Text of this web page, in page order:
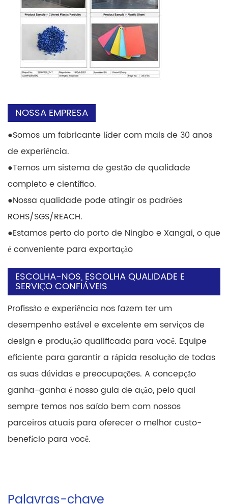
NOSSA EMPRESA
●Somos um fabricante líder com mais de 30 anos
de experiência.
●Temos um sistema de gestão de qualidade
completo e científico.
●Nossa qualidade pode atingir os padrões
ROHS/SGS/REACH.
●Estamos perto do porto de Ningbo e Xangai, o que
é conveniente para exportação
ESCOLHA-NOS, ESCOLHA QUALIDADE E
SERVIÇO CONFIÁVEIS
Profissão e experiência nos fazem ter um
desempenho estável e excelente em serviços de
design e produção qualificada para você. Equipe
eficiente para garantir a rápida resolução de todas
as suas dúvidas e preocupações. A concepção
ganha-ganha é nosso guia de ação, pelo qual
sempre temos nos saído bem com nossos
parceiros atuais para oferecer o melhor custo-
benefício para você.
Palavras-chave